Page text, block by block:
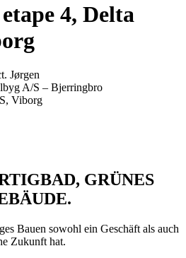
4, Delta
Jørgen
A/S – Bjerringbro
Viborg
GRÜNES
Bauen sowohl ein Geschäft als auch
Zukunft hat.